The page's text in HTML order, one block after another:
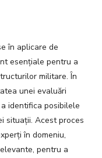
în aplicare de
esențiale pentru a
militare. În
unei evaluări
identifica posibilele
situații. Acest proces
în domeniu,
pentru a